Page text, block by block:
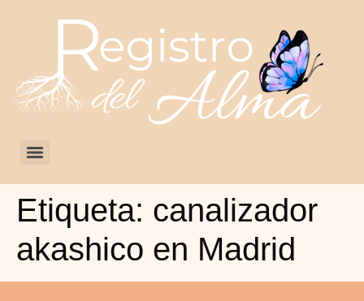
Etiqueta: canalizador
akashico en Madrid